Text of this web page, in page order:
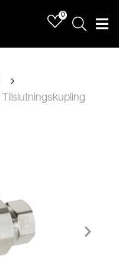
0
Sök
Tilslutningskupling